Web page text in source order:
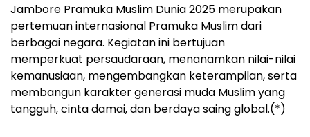
Jambore Pramuka Muslim Dunia 2025 merupakan
pertemuan internasional Pramuka Muslim dari
berbagai negara. Kegiatan ini bertujuan
memperkuat persaudaraan, menanamkan nilai-nilai
kemanusiaan, mengembangkan keterampilan, serta
membangun karakter generasi muda Muslim yang
tangguh, cinta damai, dan berdaya saing global.(*)